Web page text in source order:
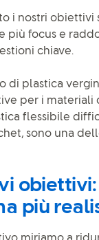
i nostri obiettivi
più focus e
chiave.
di plastica
per i materiali
flessibile
sono una
obiettivi:
più